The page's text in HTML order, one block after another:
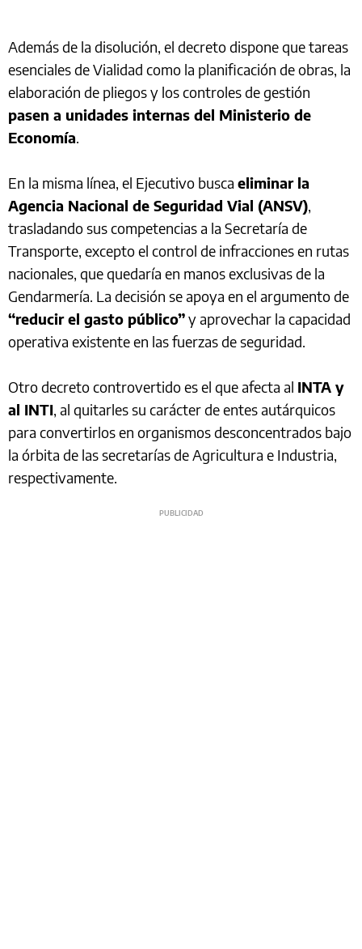
Además de la disolución, el decreto dispone que tareas
esenciales de Vialidad como la planificación de obras, la
elaboración de pliegos y los controles de gestión
pasen a unidades internas del Ministerio de
Economía.
En la misma línea, el Ejecutivo busca eliminar la
Agencia Nacional de Seguridad Vial (ANSV),
trasladando sus competencias a la Secretaría de
Transporte, excepto el control de infracciones en rutas
nacionales, que quedaría en manos exclusivas de la
Gendarmería. La decisión se apoya en el argumento de
“reducir el gasto público”y aprovechar la capacidad
operativa existente en las fuerzas de seguridad.
Otro decreto controvertido es el que afecta al INTA y
al INTI, al quitarles su carácter de entes autárquicos
para convertirlos en organismos desconcentrados bajo
la órbita de las secretarías de Agricultura e Industria,
respectivamente.